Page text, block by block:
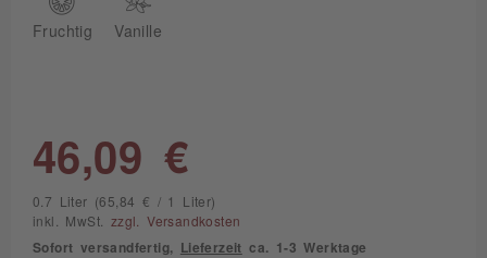
Fruchtig Vanille
46,09 €
0.7 Liter (65,84 € / 1 Liter)
inkl. MwSt. zzgl. Versandkosten
Sofort versandfertig, Lieferzeit ca. 1-3 Werktage